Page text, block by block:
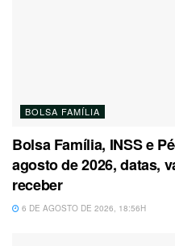
BOLSA FAMÍLIA
Bolsa Família, INSS e
agosto de 2026, datas,
receber
6 DE AGOSTO DE 2026, 18:56H